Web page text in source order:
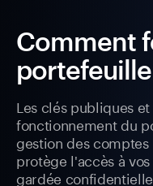
Comment
portefeuille
Les clés publiques
fonctionnement du
gestion des
protège l'accès à
gardée